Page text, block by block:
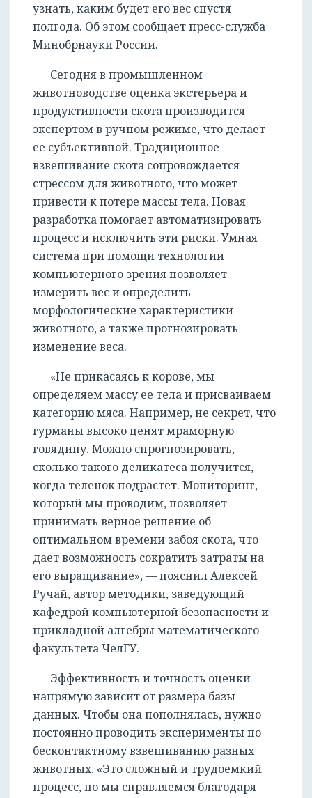
узнать, каким будет его вес спустя
полгода. Об этом сообщает пресс-служба
Минобрнауки России.
Сегодня в промышленном
животноводстве оценка экстерьера и
продуктивности скота производится
экспертом в ручном режиме, что делает
ее субъективной. Традиционное
взвешивание скота сопровождается
стрессом для животного, что может
привести к потере массы тела. Новая
разработка помогает автоматизировать
процесс и исключить эти риски. Умная
система при помощи технологии
компьютерного зрения позволяет
измерить вес и определить
морфологические характеристики
животного, а также прогнозировать
изменение веса.
«Не прикасаясь к корове, мы
определяем массу ее тела и присваиваем
категорию мяса. Например, не секрет, что
гурманы высоко ценят мраморную
говядину. Можно спрогнозировать,
сколько такого деликатеса получится,
когда теленок подрастет. Мониторинг,
который мы проводим, позволяет
принимать верное решение об
оптимальном времени забоя скота, что
дает возможность сократить затраты на
его выращивание», — пояснил Алексей
Ручай, автор методики, заведующий
кафедрой компьютерной безопасности и
прикладной алгебры математического
факультета ЧелГУ.
Эффективность и точность оценки
напрямую зависит от размера базы
данных. Чтобы она пополнялась, нужно
постоянно проводить эксперименты по
бесконтактному взвешиванию разных
животных. «Это сложный и трудоемкий
процесс, но мы справляемся благодаря
РЕГИСТРАЦИЯ